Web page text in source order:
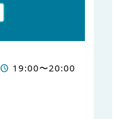
19:00〜20:00